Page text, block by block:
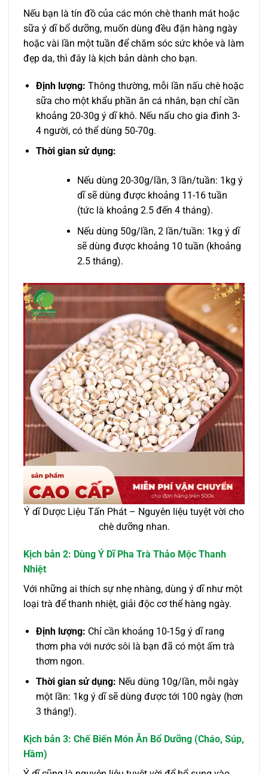
Nếu bạn là tín đồ của các món chè thanh mát hoặc
sữa ý dĩ bổ dưỡng, muốn dùng đều đặn hàng ngày
hoặc vài lần một tuần để chăm sóc sức khỏe và làm
đẹp da, thì đây là kịch bản dành cho bạn.
Định lượng: Thông thường, mỗi lần nấu chè hoặc
sữa cho một khẩu phần ăn cá nhân, bạn chỉ cần
khoảng 20-30g ý dĩ khô. Nếu nấu cho gia đình 3-
4 người, có thể dùng 50-70g.
Thời gian sử dụng:
Nếu dùng 20-30g/lần, 3 lần/tuần: 1kg ý
dĩ sẽ dùng được khoảng 11-16 tuần
(tức là khoảng 2.5 đến 4 tháng).
Nếu dùng 50g/lần, 2 lần/tuần: 1kg ý dĩ
sẽ dùng được khoảng 10 tuần (khoảng
2.5 tháng).
Ý dĩ Dược Liệu Tấn Phát – Nguyên liệu tuyệt vời cho
chè dưỡng nhan.
Kịch bản 2: Dùng Ý Dĩ Pha Trà Thảo Mộc Thanh
Nhiệt
Với những ai thích sự nhẹ nhàng, dùng ý dĩ như một
loại trà để thanh nhiệt, giải độc cơ thể hàng ngày.
Định lượng: Chỉ cần khoảng 10-15g ý dĩ rang
thơm pha với nước sôi là bạn đã có một ấm trà
thơm ngon.
Thời gian sử dụng: Nếu dùng 10g/lần, mỗi ngày
một lần: 1kg ý dĩ sẽ dùng được tới 100 ngày (hơn
3 tháng!).
Kịch bản 3: Chế Biến Món Ăn Bổ Dưỡng (Cháo, Súp,
Hầm)